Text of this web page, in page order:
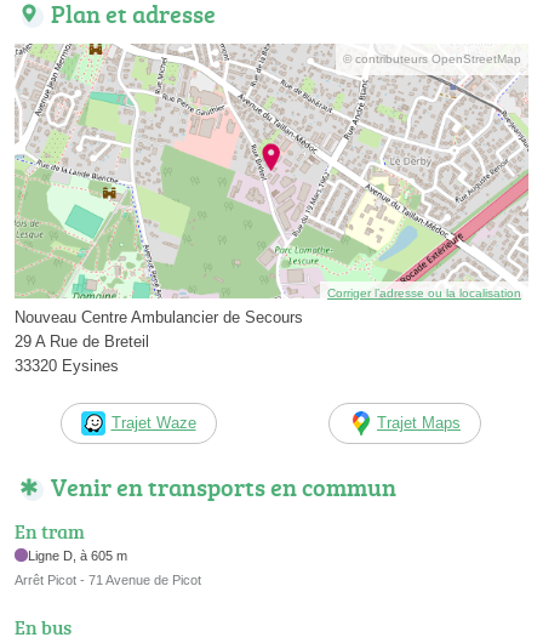
Plan et adresse
© contributeurs OpenStreetMap
Corriger l’adresse ou la localisation
Nouveau Centre Ambulancier de Secours
29 A Rue de Breteil
33320 Eysines
Trajet Waze Trajet Maps
Venir en transports en commun
En tram
Ligne D, à 605 m
Arrêt Picot - 71 Avenue de Picot
En bus